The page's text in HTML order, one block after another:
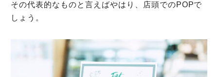
その代表的なものと言えばやはり、店頭でのPOPで
しょう。